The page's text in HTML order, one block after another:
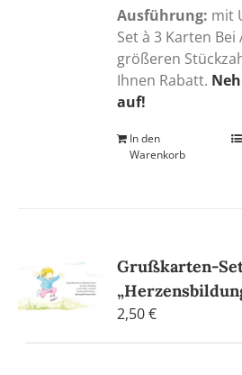
Ausführung: mit
Set à 3 Karten
größeren
Ihnen Rabatt.
auf!
In den
Warenkorb
Grußkarten-
2,50€